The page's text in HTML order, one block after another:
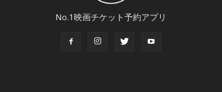
No.1映画チケット予約アプリ